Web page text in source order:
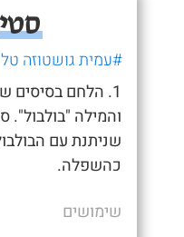
#עמית גושטוזה טל
1. הלחם בסיסים
והמילה "בולבול".
שניתנת עם
כהשפלה.
שימושים